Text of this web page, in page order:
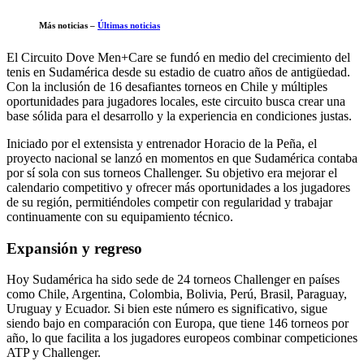
Más noticias – Últimas noticias
El Circuito Dove Men+Care se fundó en medio del crecimiento del
tenis en Sudamérica desde su estadio de cuatro años de antigüedad.
Con la inclusión de 16 desafiantes torneos en Chile y múltiples
oportunidades para jugadores locales, este circuito busca crear una
base sólida para el desarrollo y la experiencia en condiciones justas.
Iniciado por el extensista y entrenador Horacio de la Peña, el
proyecto nacional se lanzó en momentos en que Sudamérica contaba
por sí sola con sus torneos Challenger. Su objetivo era mejorar el
calendario competitivo y ofrecer más oportunidades a los jugadores
de su región, permitiéndoles competir con regularidad y trabajar
continuamente con su equipamiento técnico.
Expansión y regreso
Hoy Sudamérica ha sido sede de 24 torneos Challenger en países
como Chile, Argentina, Colombia, Bolivia, Perú, Brasil, Paraguay,
Uruguay y Ecuador. Si bien este número es significativo, sigue
siendo bajo en comparación con Europa, que tiene 146 torneos por
año, lo que facilita a los jugadores europeos combinar competiciones
ATP y Challenger.